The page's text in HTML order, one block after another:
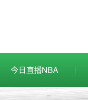
今日直播NBA